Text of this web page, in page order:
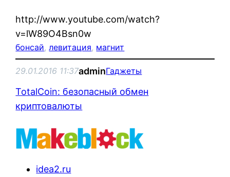
http://www.youtube.com/watch?
v=lW89O4Bsn0w
бонсай, левитация, магнит
29.01.2016 11:37adminГаджеты
TotalCoin: безопасный обмен
криптовалюты
idea2.ru